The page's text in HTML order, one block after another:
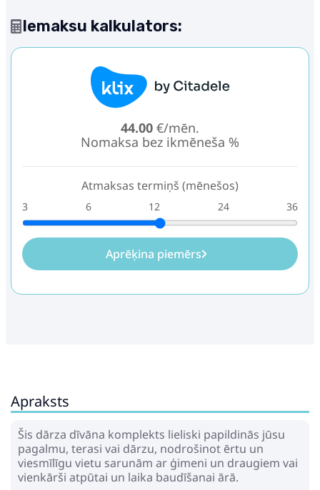
Iemaksu kalkulators:
44.00 €/mēn.
Nomaksa bez ikmēneša %
Atmaksas termiņš (mēnešos)
3 6 12 24 36
Aprēķina piemērs
Apraksts
Šis dārza dīvāna komplekts lieliski papildinās jūsu
pagalmu, terasi vai dārzu, nodrošinot ērtu un
viesmīlīgu vietu sarunām ar ģimeni un draugiem vai
vienkārši atpūtai un laika baudīšanai ārā.